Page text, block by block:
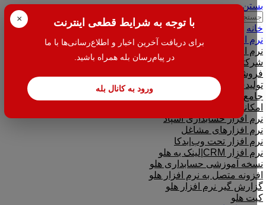
× با توجه به شرایط قطعی اینترنت
برای دریافت آخرین اخبار و اطلاع‌رسانی‌ها با ما
در پیام‌رسان بله همراه باشید.
ورود به کانال بله
بستن
جستجو
خانه
نرم افزار
نرم افزار حسابداری هلو
شرکتی
فروشگاهی
تولیدی
جامع و صنعتی
امکانات افزودنی ( کیت های عمومی )
نرم افزار حسابداری اسپاد
نرم افزارهای مشاغل
نرم افزار تحت وب|بدکا
نرم افزار CRM|لینک به هلو
نسخه آموزشی حسابداری هلو
افزونه متصل به نرم افزار هلو
گزارش گیر نرم افزار هلو
کیت هلو